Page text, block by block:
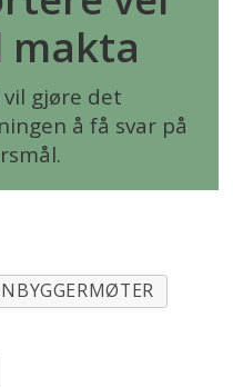
vil gjøre det
å få svar på